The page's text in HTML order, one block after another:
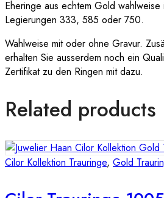
Eheringe aus echtem Gold wahlweise
Legierungen 333, 585 oder 750.
Wahlweise mit oder ohne Gravur.
erhalten Sie ausserdem noch ein
Zertifikat zu den Ringen mit dazu.
Related products
Cilor Kollektion Trauringe, Gold